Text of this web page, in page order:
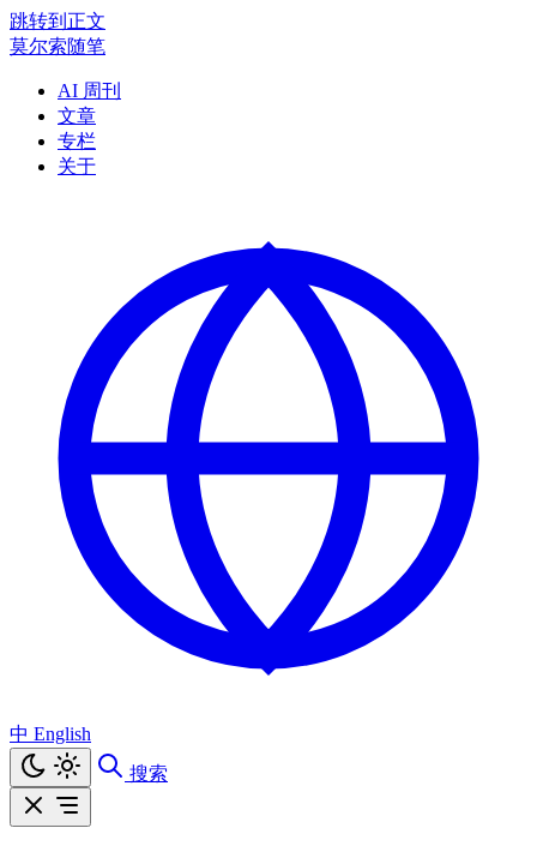
跳转到正文
莫尔索随笔
AI 周刊
文章
专栏
关于
中 English
搜索